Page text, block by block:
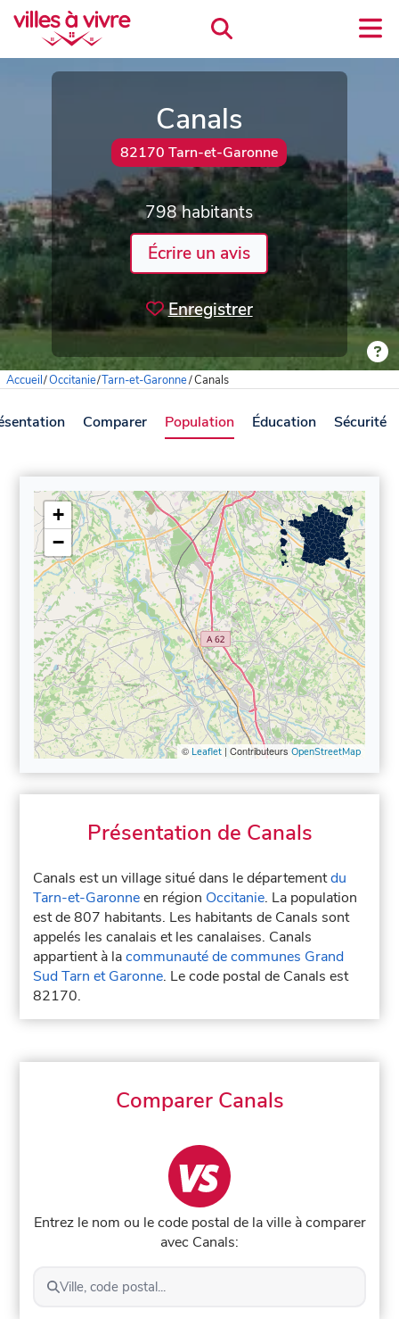
Canals
82170 Tarn-et-Garonne
798 habitants
Écrire un avis
Enregistrer
Accueil/Occitanie/Tarn-et-Garonne/Canals
Comparer Population Éducation Sécurité
+
−
© Leaflet| Contributeurs OpenStreetMap
Présentation de Canals
Canals est un village situé dans le départementdu
Tarn-et-Garonneen région Occitanie. La population
est de 807 habitants. Les habitants de Canals sont
appelés les canalais et les canalaises. Canals
appartient à lacommunauté de communes Grand
Sud Tarn et Garonne. Le code postal de Canals est
82170.
Comparer Canals
Entrez le nom ou le code postal de la ville à comparer
avec Canals:
Ville, code postal...